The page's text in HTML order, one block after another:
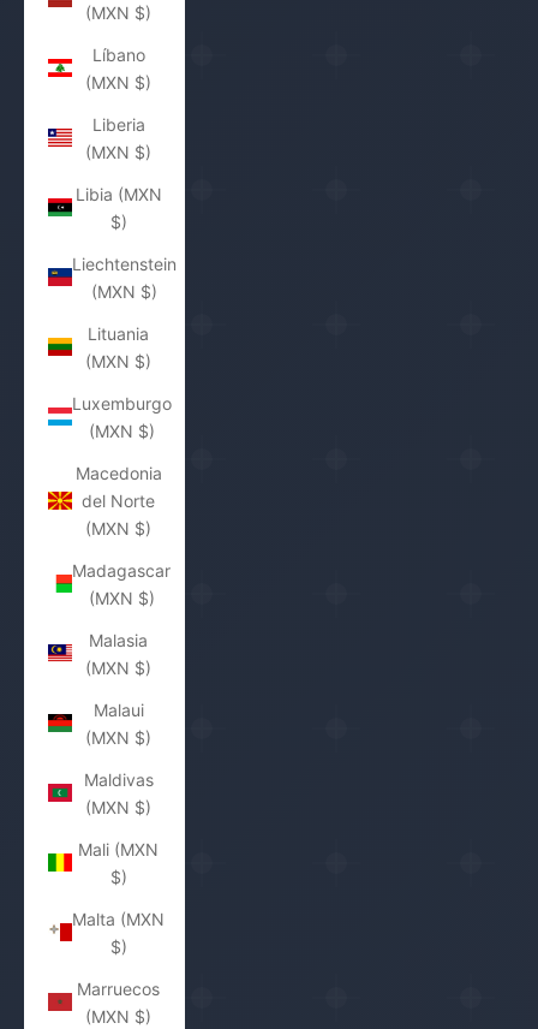
(MXN $)
Líbano
(MXN $)
Liberia
(MXN $)
Libia (MXN
$)
Liechtenstein
(MXN $)
Lituania
(MXN $)
Luxemburgo
(MXN $)
Macedonia
del Norte
(MXN $)
Madagascar
(MXN $)
Malasia
(MXN $)
Malaui
(MXN $)
Maldivas
(MXN $)
Mali (MXN
$)
Malta (MXN
$)
Marruecos
(MXN $)